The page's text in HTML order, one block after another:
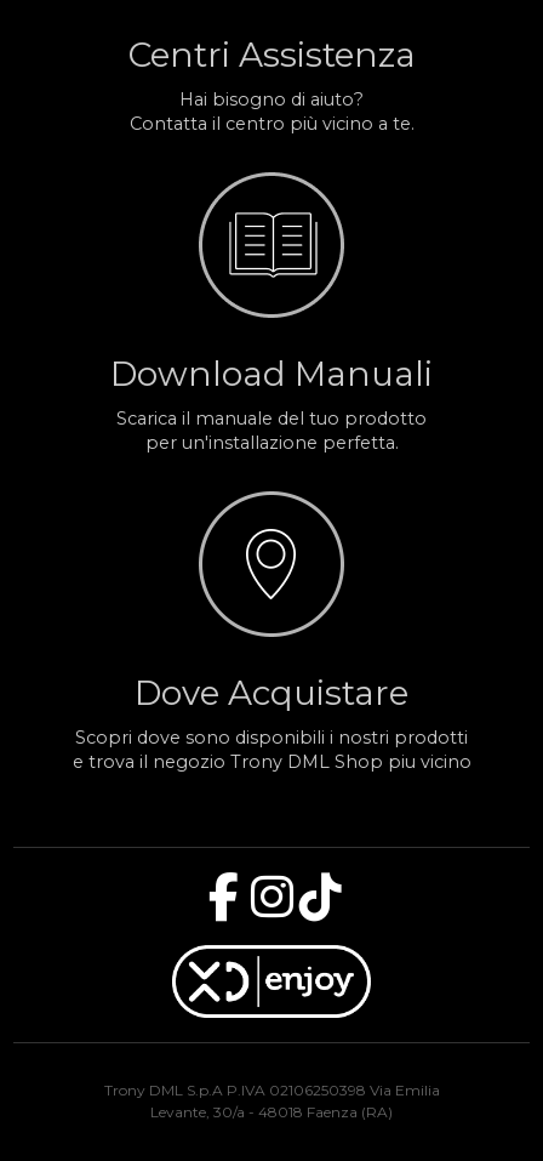
Centri Assistenza
Hai bisogno di aiuto?
Contatta il centro più vicino a te.
Download Manuali
Scarica il manuale del tuo prodotto
per un'installazione perfetta.
Dove Acquistare
Scopri dove sono disponibili i nostri prodotti
e trova il negozio Trony DML Shop piu vicino
Trony DML S.p.A P.IVA 02106250398 Via Emilia
Levante, 30/a - 48018 Faenza (RA)